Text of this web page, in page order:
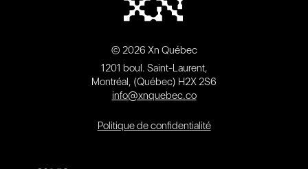
© 2026 Xn Québec
1201 boul. Saint-Laurent,
Montréal, (Québec) H2X 2S6
info@xnquebec.co
Politique de confidentialité